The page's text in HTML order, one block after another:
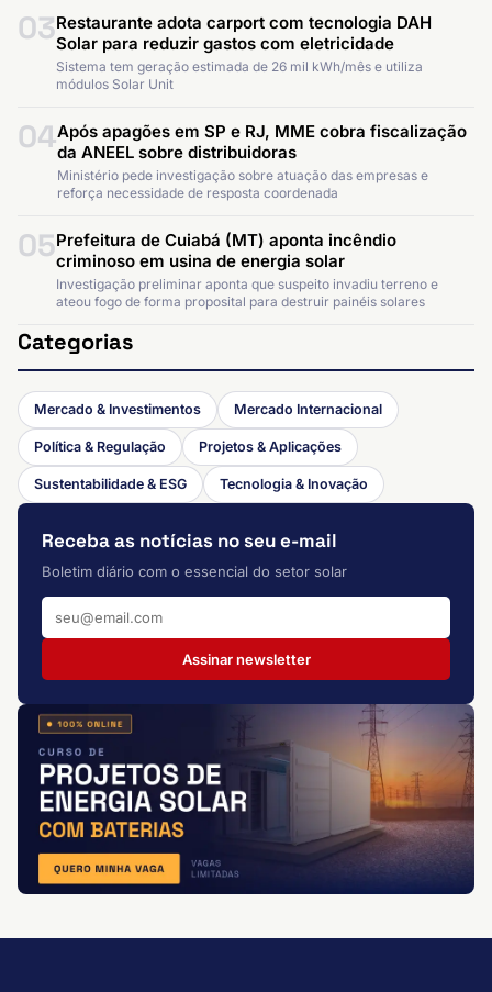
03Restaurante adota carport com tecnologia DAH
Solar para reduzir gastos com eletricidade
Sistema tem geração estimada de 26 mil kWh/mês e utiliza
módulos Solar Unit
04Após apagões em SP e RJ, MME cobra fiscalização
da ANEEL sobre distribuidoras
Ministério pede investigação sobre atuação das empresas e
reforça necessidade de resposta coordenada
05Prefeitura de Cuiabá (MT) aponta incêndio
criminoso em usina de energia solar
Investigação preliminar aponta que suspeito invadiu terreno e
ateou fogo de forma proposital para destruir painéis solares
Categorias
Mercado & Investimentos Mercado Internacional
Política & Regulação Projetos & Aplicações
Sustentabilidade & ESG Tecnologia & Inovação
Receba as notícias no seu e-mail
Boletim diário com o essencial do setor solar
Assinar newsletter